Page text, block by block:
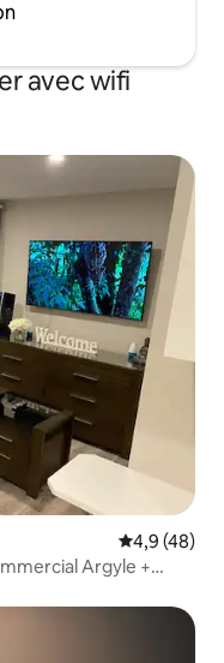
avec wifi
Note
4,9 (48)
Argyle +